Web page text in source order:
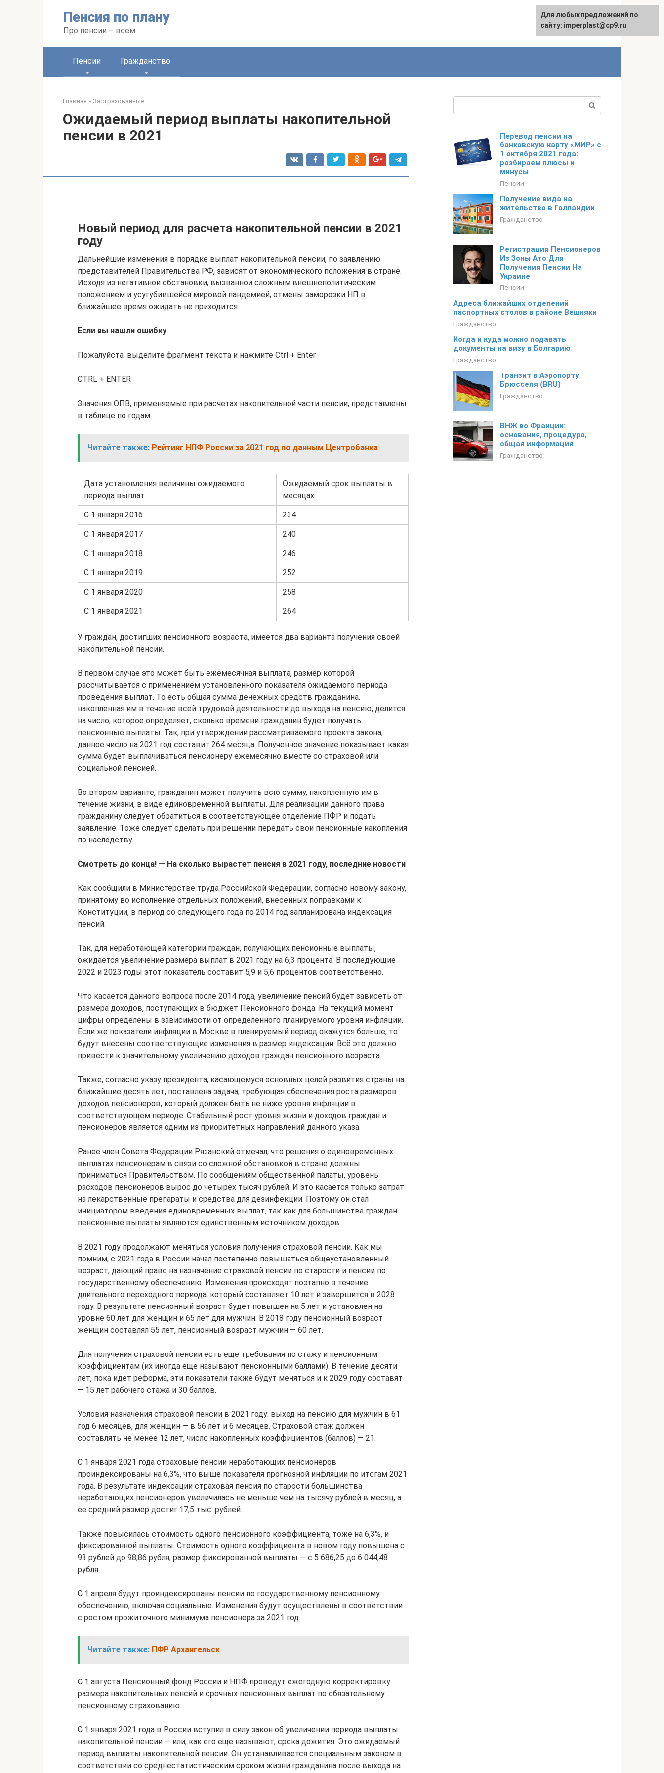
Пенсия по плану
Про пенсии – всем
Пенсии Гражданство
Главная » Застрахованные
Ожидаемый период выплаты накопительной
пенсии в 2021
Новый период для расчета накопительной пенсии в 2021
году
Дальнейшие изменения в порядке выплат накопительной пенсии, по заявлению
представителей Правительства РФ, зависят от экономического положения в стране.
Исходя из негативной обстановки, вызванной сложным внешнеполитическим
положением и усугубившейся мировой пандемией, отмены заморозки НП в
ближайшее время ожидать не приходится.
Если вы нашли ошибку
Пожалуйста, выделите фрагмент текста и нажмите Ctrl + Enter
CTRL + ENTER
Значения ОПВ, применяемые при расчетах накопительной части пенсии, представлены
в таблице по годам:
Читайте также: Рейтинг НПФ России за 2021 год по данным Центробанка
Дата установления величины ожидаемого
периода выплат
Ожидаемый срок выплаты в
месяцах
С 1 января 2016 234
С 1 января 2017 240
С 1 января 2018 246
С 1 января 2019 252
С 1 января 2020 258
С 1 января 2021 264
У граждан, достигших пенсионного возраста, имеется два варианта получения своей
накопительной пенсии.
В первом случае это может быть ежемесячная выплата, размер которой
рассчитывается с применением установленного показателя ожидаемого периода
проведения выплат. То есть общая сумма денежных средств гражданина,
накопленная им в течение всей трудовой деятельности до выхода на пенсию, делится
на число, которое определяет, сколько времени гражданин будет получать
пенсионные выплаты. Так, при утверждении рассматриваемого проекта закона,
данное число на 2021 год составит 264 месяца. Полученное значение показывает какая
сумма будет выплачиваться пенсионеру ежемесячно вместе со страховой или
социальной пенсией.
Во втором варианте, гражданин может получить всю сумму, накопленную им в
течение жизни, в виде единовременной выплаты. Для реализации данного права
гражданину следует обратиться в соответствующее отделение ПФР и подать
заявление. Тоже следует сделать при решении передать свои пенсионные накопления
по наследству.
Смотреть до конца! — На сколько вырастет пенсия в 2021 году, последние новости
Как сообщили в Министерстве труда Российской Федерации, согласно новому закону,
принятому во исполнение отдельных положений, внесенных поправками к
Конституции, в период со следующего года по 2014 год запланирована индексация
пенсий.
Так, для неработающей категории граждан, получающих пенсионные выплаты,
ожидается увеличение размера выплат в 2021 году на 6,3 процента. В последующие
2022 и 2023 годы этот показатель составит 5,9 и 5,6 процентов соответственно.
Что касается данного вопроса после 2014 года, увеличение пенсий будет зависеть от
размера доходов, поступающих в бюджет Пенсионного фонда. На текущий момент
цифры определены в зависимости от определенного планируемого уровня инфляции.
Если же показатели инфляции в Москве в планируемый период окажутся больше, то
будут внесены соответствующие изменения в размер индексации. Всё это должно
привести к значительному увеличению доходов граждан пенсионного возраста.
Также, согласно указу президента, касающемуся основных целей развития страны на
ближайшие десять лет, поставлена задача, требующая обеспечения роста размеров
доходов пенсионеров, который должен быть не ниже уровня инфляции в
соответствующем периоде. Стабильный рост уровня жизни и доходов граждан и
пенсионеров является одним из приоритетных направлений данного указа.
Ранее член Совета Федерации Рязанский отмечал, что решения о единовременных
выплатах пенсионерам в связи со сложной обстановкой в стране должны
приниматься Правительством. По сообщениям общественной палаты, уровень
расходов пенсионеров вырос до четырех тысяч рублей. И это касается только затрат
на лекарственные препараты и средства для дезинфекции. Поэтому он стал
инициатором введения единовременных выплат, так как для большинства граждан
пенсионные выплаты являются единственным источником доходов.
В 2021 году продолжают меняться условия получения страховой пенсии. Как мы
помним, с 2021 года в России начал постепенно повышаться общеустановленный
возраст, дающий право на назначение страховой пенсии по старости и пенсии по
государственному обеспечению. Изменения происходят поэтапно в течение
длительного переходного периода, который составляет 10 лет и завершится в 2028
году. В результате пенсионный возраст будет повышен на 5 лет и установлен на
уровне 60 лет для женщин и 65 лет для мужчин. В 2018 году пенсионный возраст
женщин составлял 55 лет, пенсионный возраст мужчин — 60 лет.
Для получения страховой пенсии есть еще требования по стажу и пенсионным
коэффициентам (их иногда еще называют пенсионными баллами). В течение десяти
лет, пока идет реформа, эти показатели также будут меняться и к 2029 году составят
— 15 лет рабочего стажа и 30 баллов.
Условия назначения страховой пенсии в 2021 году: выход на пенсию для мужчин в 61
год 6 месяцев, для женщин — в 56 лет и 6 месяцев. Страховой стаж должен
составлять не менее 12 лет, число накопленных коэффициентов (баллов) — 21.
С 1 января 2021 года страховые пенсии неработающих пенсионеров
проиндексированы на 6,3%, что выше показателя прогнозной инфляции по итогам 2021
года. В результате индексации страховая пенсия по старости большинства
неработающих пенсионеров увеличилась не меньше чем на тысячу рублей в месяц, а
ее средний размер достиг 17,5 тыс. рублей.
Также повысилась стоимость одного пенсионного коэффициента, тоже на 6,3%, и
фиксированной выплаты. Стоимость одного коэффициента в новом году повышена с
93 рублей до 98,86 рубля, размер фиксированной выплаты — с 5 686,25 до 6 044,48
рубля.
С 1 апреля будут проиндексированы пенсии по государственному пенсионному
обеспечению, включая социальные. Изменения будут осуществлены в соответствии
с ростом прожиточного минимума пенсионера за 2021 год.
Читайте также: ПФР Архангельск
С 1 августа Пенсионный фонд России и НПФ проведут ежегодную корректировку
размера накопительных пенсий и срочных пенсионных выплат по обязательному
пенсионному страхованию.
С 1 января 2021 года в России вступил в силу закон об увеличении периода выплаты
накопительной пенсии — или, как его еще называют, срока дожития. Это ожидаемый
период выплаты накопительной пенсии. Он устанавливается специальным законом в
соответствии со среднестатистическим сроком жизни гражданина после выхода на
Перевод пенсии на
банковскую карту «МИР» с
1 октября 2021 года:
разбираем плюсы и
минусы
Пенсии
Получение вида на
жительство в Голландии
Гражданство
Регистрация Пенсионеров
Из Зоны Ато Для
Получения Пенсии На
Украине
Пенсии
Адреса ближайших отделений
паспортных столов в районе Вешняки
Гражданство
Когда и куда можно подавать
документы на визу в Болгарию
Гражданство
Транзит в Аэропорту
Брюсселя (BRU)
Гражданство
ВНЖ во Франции:
основания, процедура,
общая информация
Гражданство
Для любых предложений по
сайту: imperplast@cp9.ru